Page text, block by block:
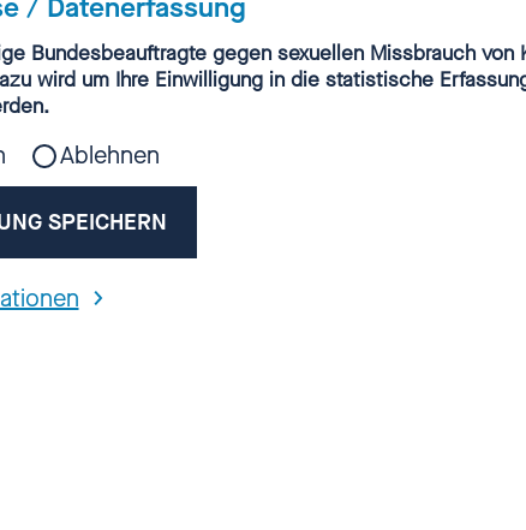
Betroffenenrates bei der Unabhängigen
Missbrauch von Kindern und Jugendlichen.
/ Datenerfassung
Bundesbeauftragte gegen sexuellen Missbrauch
wird um Ihre Einwilligung in die statistische
Ablehnen
SPEICHERN